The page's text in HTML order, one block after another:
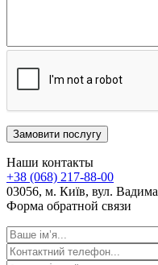
Замовити послугу
Наши контакты
+38 (068) 217-88-00
03056, м. Київ, вул.
Форма обратной связи